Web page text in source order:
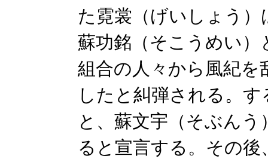
た霓裳（げいしょう）
蘇功銘（そこうめい）
組合の人々から風紀を
したと糾弾される。す
と、蘇文宇（そぶん
ると宣言する。その